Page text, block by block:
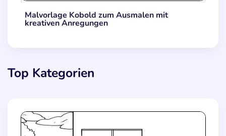
Malvorlage Kobold zum Ausmalen mit
kreativen Anregungen
Top Kategorien